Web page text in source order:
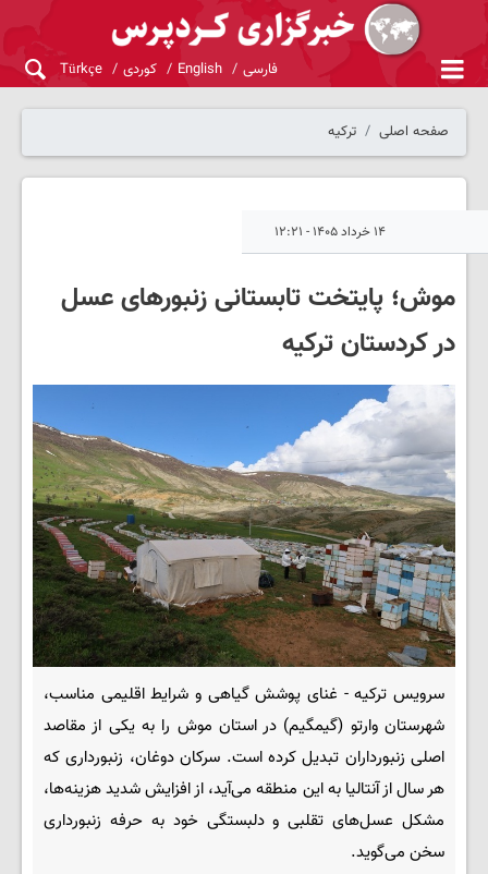
فارسی English کوردی Türkçe
صفحه اصلی ترکیه
۱۴ خرداد ۱۴۰۵ - ۱۲:۲۱
موش؛ پایتخت تابستانی زنبورهای عسل
در کردستان ترکیه
سرویس ترکیه - غنای پوشش گیاهی و شرایط اقلیمی مناسب،
شهرستان وارتو (گیمگیم) در استان موش را به یکی از مقاصد
اصلی زنبورداران تبدیل کرده است. سرکان دوغان، زنبورداری که
هر سال از آنتالیا به این منطقه می‌آید، از افزایش شدید هزینه‌ها،
مشکل عسل‌های تقلبی و دلبستگی خود به حرفه زنبورداری
سخن می‌گوید.